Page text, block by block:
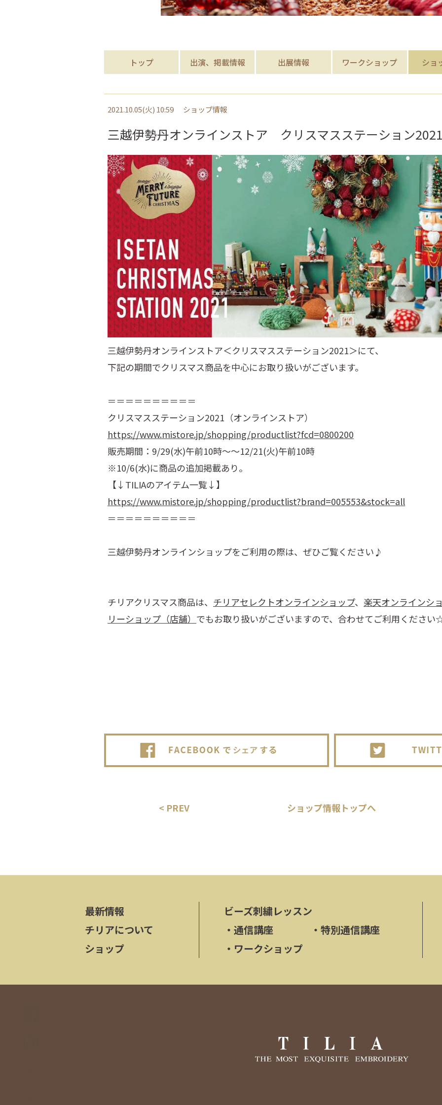
トップ 出演、掲載情報 出展情報 ワークショップ ショ
2021.10.05(火) 10:59 ショップ情報
三越伊勢丹オンラインストア クリスマスステーション2021
三越伊勢丹オンラインストア＜クリスマスステーション2021＞にて、
下記の期間でクリスマス商品を中心にお取り扱いがございます。
＝＝＝＝＝＝＝＝＝＝
クリスマスステーション2021（オンラインストア）
https://www.mistore.jp/shopping/productlist?fcd=0800200
販売期間：9/29(水)午前10時～～12/21(火)午前10時
※10/6(水)に商品の追加掲載あり。
【↓TILIAのアイテム一覧↓】
https://www.mistore.jp/shopping/productlist?brand=005553&stock=all
＝＝＝＝＝＝＝＝＝＝
三越伊勢丹オンラインショップをご利用の際は、ぜひご覧ください♪
チリアクリスマス商品は、 チリアセレクトオンラインショップ、 楽天オンラインシ
リーショップ（店舗） でもお取り扱いがございますので、合わせてご利用ください
< PREV ショップ情報トップへ
最新情報
チリアについて
ショップ
ビーズ刺繍レッスン
・通信講座 ・ 特別通信講座
・ ワークショップ